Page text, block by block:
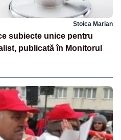
Stoica Marian
subiecte unice pentru
publicată în Monitorul